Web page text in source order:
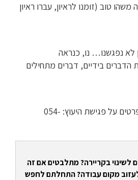
טוב (זומנו לראיון, עברו ראיון
לא נפגשנו… נו, כנראה
בידיים, דברים מתחילים
רוצים גם? בקשו ממני פרטים על פגישת היעוץ: 054-
לשינוי בקריירה? מתלבטים אם זה
מקום עבודה? התחלתם לחפש